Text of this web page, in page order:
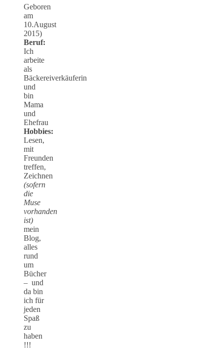
Geboren
am
10.August
2015)
Beruf:
Ich
arbeite
als
Bäckereiverkäuferin
und
bin
Mama
und
Ehefrau
Hobbies:
Lesen,
mit
Freunden
treffen,
Zeichnen
(sofern
die
Muse
vorhanden
ist)
mein
Blog,
alles
rund
um
Bücher
– und
da bin
ich für
jeden
Spaß
zu
haben
!!!